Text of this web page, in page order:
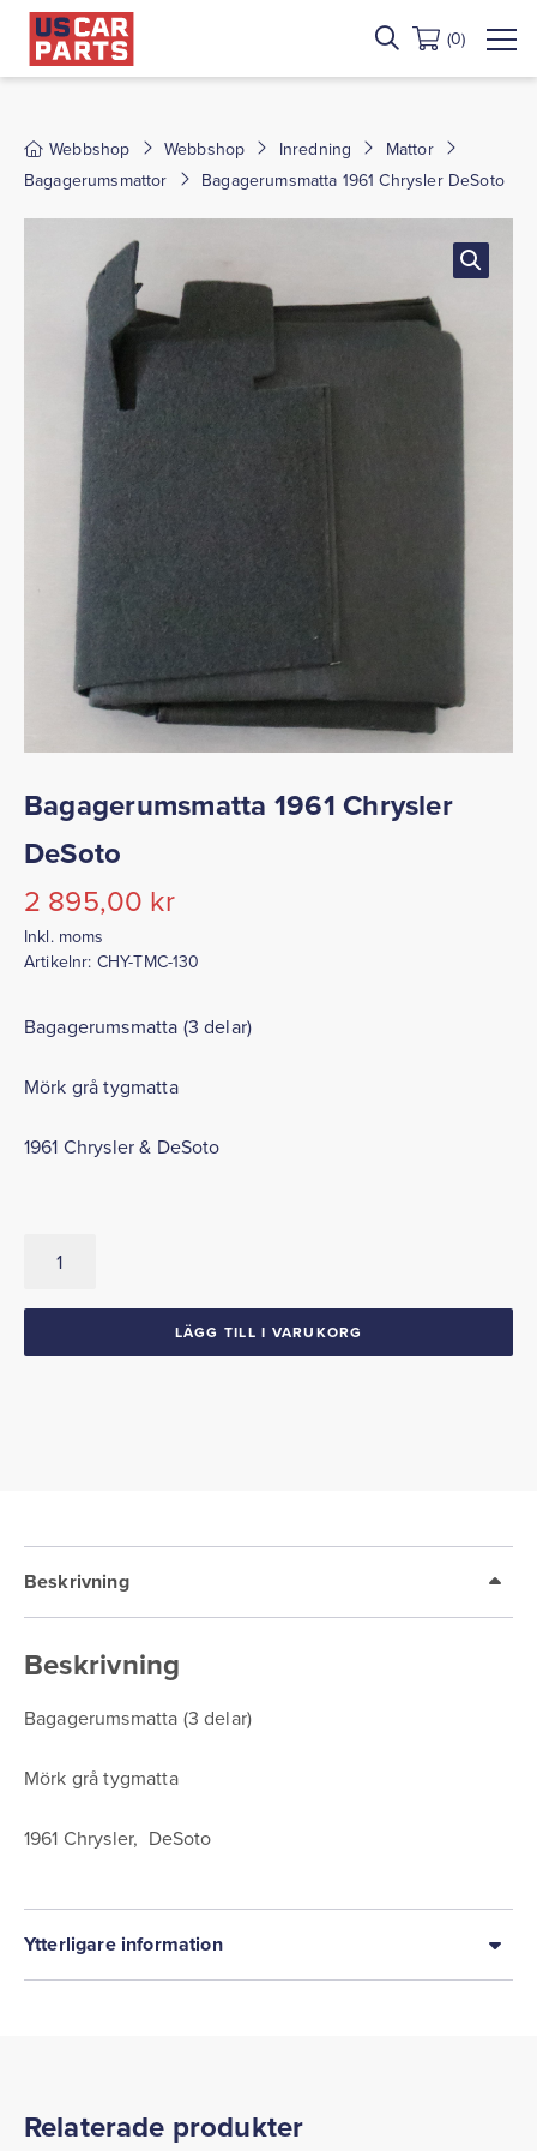
(0)
Webbshop Webbshop Inredning
Mattor
Bagagerumsmattor
Bagagerumsmatta 1961 Chrysler DeSoto
Bagagerumsmatta 1961 Chrysler
DeSoto
2 895,00 kr
Inkl. moms
Artikelnr: CHY-TMC-130
Bagagerumsmatta (3 delar)
Mörk grå tygmatta
1961 Chrysler & DeSoto
LÄGG TILL I VARUKORG
Beskrivning
Beskrivning
Bagagerumsmatta (3 delar)
Mörk grå tygmatta
1961 Chrysler, DeSoto
Ytterligare information
Relaterade produkter